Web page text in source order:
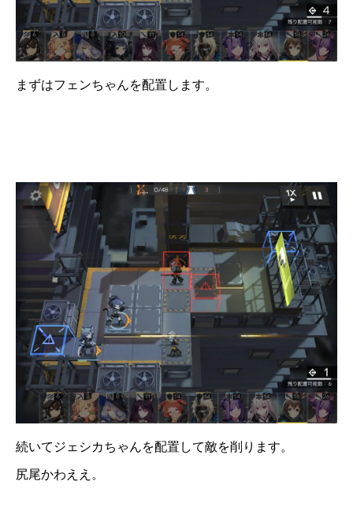
まずはフェンちゃんを配置します。
続いてジェシカちゃんを配置して敵を削ります。
尻尾かわええ。